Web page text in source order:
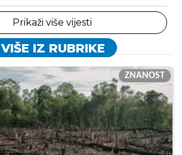
Prikaži više vijesti
VIŠE IZ RUBRIKE
ZNANOST